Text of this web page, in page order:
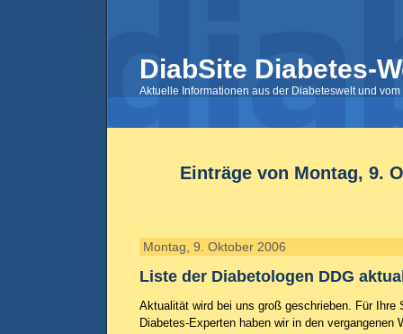
DiabSite Diabetes-
Aktuelle Informationen aus der Diabeteswelt und
Einträge von Montag, 9.
Montag, 9. Oktober 2006
Liste der Diabetologen DDG
Aktualität wird bei uns groß geschrieben. Für Ihre
Diabetes-Experten haben wir in den vergangenen